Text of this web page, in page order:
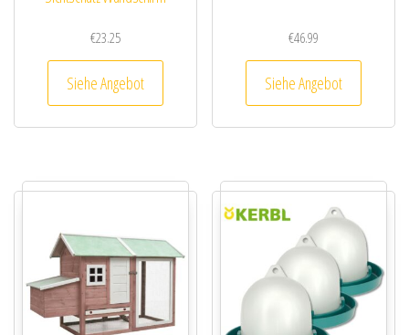
€23.25
Siehe Angebot
€46.99
Siehe Angebot